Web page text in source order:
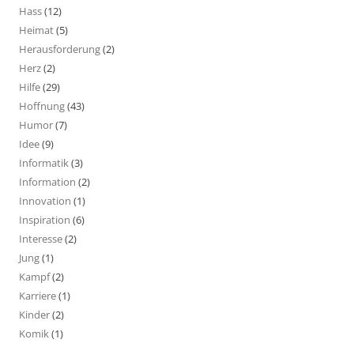
Hass(12)
Heimat(5)
Herausforderung(2)
Herz(2)
Hilfe(29)
Hoffnung(43)
Humor(7)
Idee(9)
Informatik(3)
Information (2)
Innovation (1)
Inspiration (6)
Interesse(2)
Jung(1)
Kampf(2)
Karriere(1)
Kinder(2)
Komik(1)